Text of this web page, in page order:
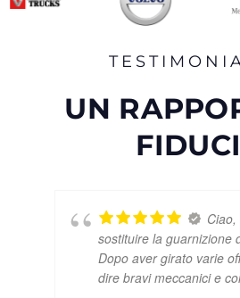
UN
sostituire la guarnizione
Dopo aver girato varie
dire bravi meccanici e